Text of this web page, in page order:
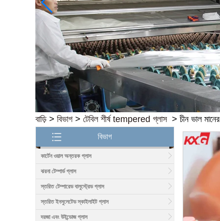
বাড়ি > বিভাগ > টেবিল শীর্ষ tempered গ্লাস> চীন ভাল
বিভাগ
কার্টেন ওয়াল অন্তরক গ্লাস
ঝরনা টেম্পার্ড গ্লাস
স্তরিত টেম্পারেড বালুস্ট্রেড গ্লাস
স্তরিত ইনসুলেটেড স্কাইলাইট গ্লাস
দরজা এবং উইন্ডোজ গ্লাস